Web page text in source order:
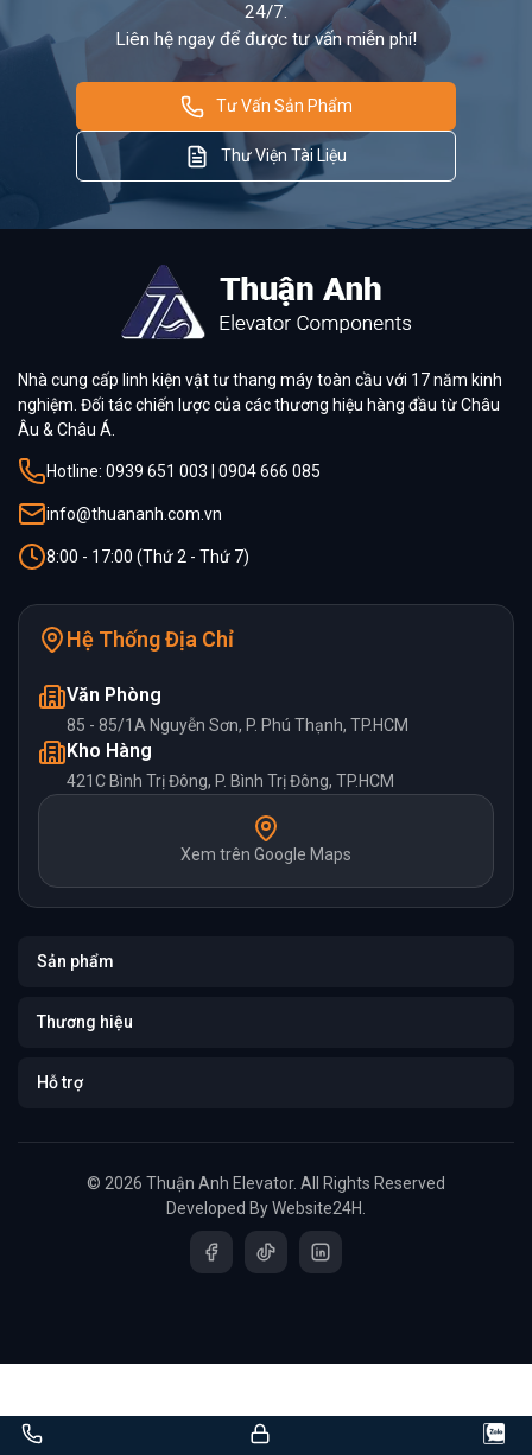
24/7.
Liên hệ ngay để được tư vấn miễn phí!
Tư Vấn Sản Phẩm
Thư Viện Tài Liệu
Nhà cung cấp linh kiện vật tư thang máy toàn cầu với 17 năm kinh
nghiệm. Đối tác chiến lược của các thương hiệu hàng đầu từ Châu
Âu & Châu Á.
Hotline: 0939 651 003 | 0904 666 085
info@thuananh.com.vn
8:00 - 17:00 (Thứ 2 - Thứ 7)
Hệ Thống Địa Chỉ
Văn Phòng
85 - 85/1A Nguyễn Sơn, P. Phú Thạnh, TP.HCM
Kho Hàng
421C Bình Trị Đông, P. Bình Trị Đông, TP.HCM
Xem trên Google Maps
Sản phẩm
Thương hiệu
Hỗ trợ
© 2026 Thuận Anh Elevator. All Rights Reserved
Developed ByWebsite24H